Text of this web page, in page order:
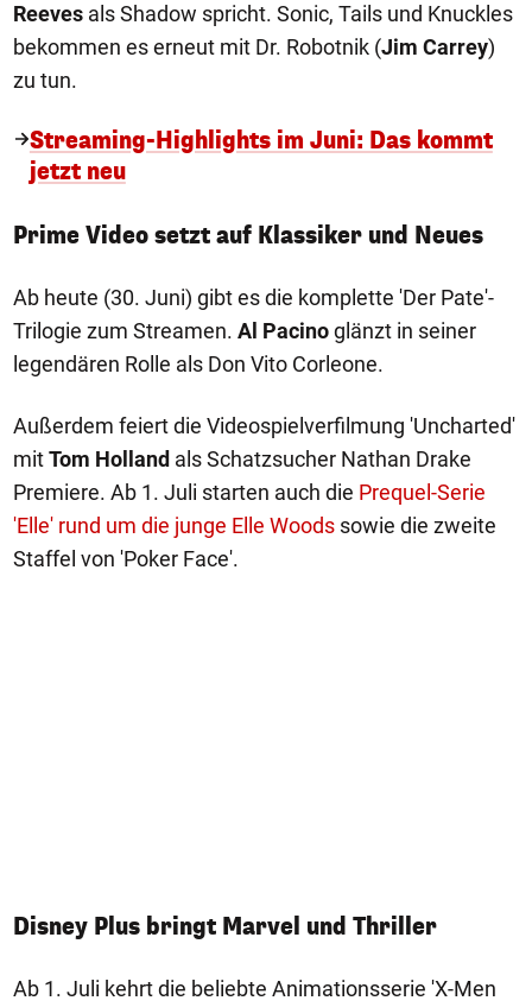
Reeves als Shadow spricht. Sonic, Tails und Knuckles
bekommen es erneut mit Dr. Robotnik (Jim Carrey)
zu tun.
Streaming-Highlights im Juni: Das kommt
jetzt neu
Prime Video setzt auf Klassiker und Neues
Ab heute (30. Juni) gibt es die komplette 'Der Pate'-
Trilogie zum Streamen. Al Pacinoglänzt in seiner
legendären Rolle als Don Vito Corleone.
Außerdem feiert die Videospielverfilmung 'Uncharted'
mitTom Holland als Schatzsucher Nathan Drake
Premiere. Ab 1. Juli starten auch die Prequel-Serie
'Elle' rund um die junge Elle Woods sowie die zweite
Staffel von 'Poker Face'.
Disney Plus bringt Marvel und Thriller
Ab 1. Juli kehrt die beliebte Animationsserie 'X-Men